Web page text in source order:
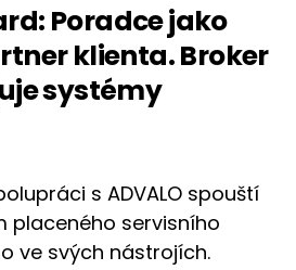
Poradce jako
klienta. Broker
systémy
s ADVALO spouští
placeného servisního
ve svých nástrojích.